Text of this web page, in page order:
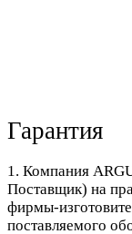
Гарантия
1. Компания
Поставщик) на
фирмы-
поставляемого